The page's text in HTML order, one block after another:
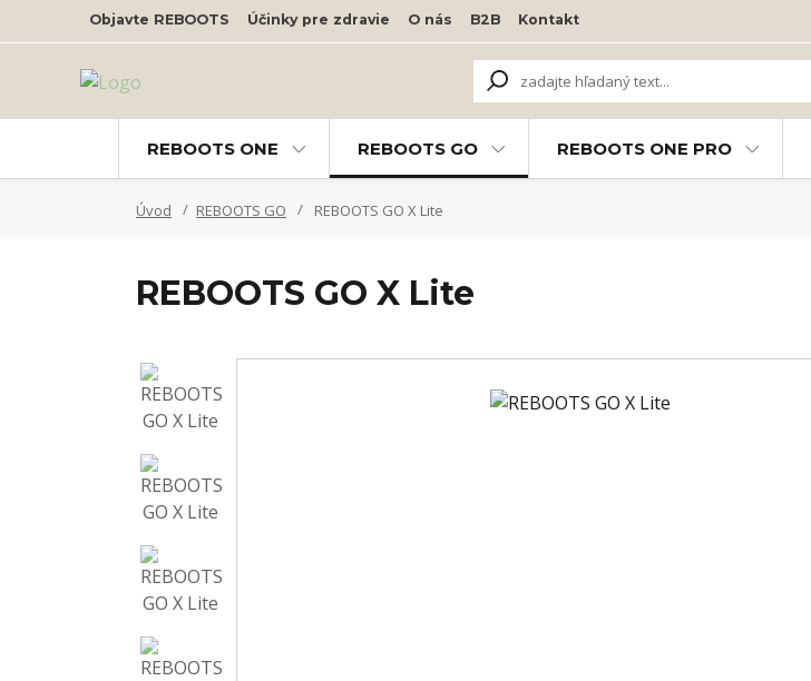
Objavte REBOOTS Účinky pre zdravie O nás B2B Kontakt
REBOOTS ONE REBOOTS GO REBOOTS ONE PRO
Úvod REBOOTS GO REBOOTS GO X Lite
REBOOTS GO X Lite